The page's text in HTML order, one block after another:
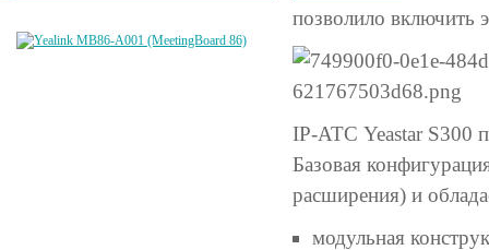
позволило включить
IP-АТС Yeastar S300
Базовая
расширения) и
модульная